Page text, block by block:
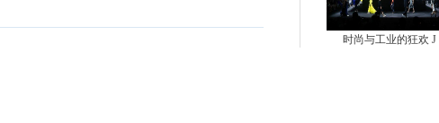
时尚与工业的狂欢 J